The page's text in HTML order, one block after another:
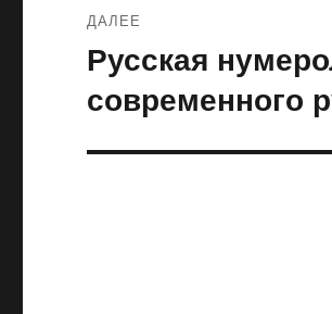
ДАЛЕЕ
Следующая
запись:
Русская
современного